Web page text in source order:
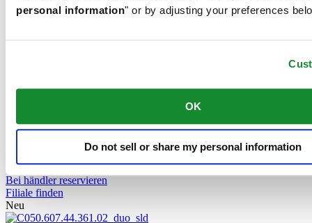
personal information" or by adjusting your preferences
OK
Do not sell or share my personal information
Filiale finden
Bei händler reservieren
DS SUPER PH2000M
1.395 €
Bei händler reservieren
Filiale finden
Neu